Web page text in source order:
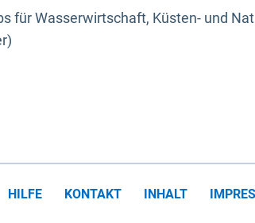
für Wasserwirtschaft, Küsten- und
HILFE KONTAKT INHALT